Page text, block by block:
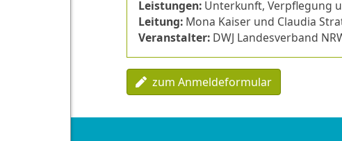
Leistungen:Unterkunft, Verpflegung
Leitung:Mona Kaiser und Claudia
Veranstalter:DWJ Landesverband
zum Anmeldeformular